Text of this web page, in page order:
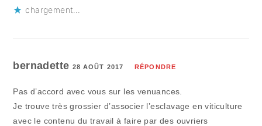
chargement…
bernadette 28 AOÛT 2017 RÉPONDRE
Pas d’accord avec vous sur les venuances.
Je trouve très grossier d’associer l’esclavage en viticulture
avec le contenu du travail à faire par des ouvriers